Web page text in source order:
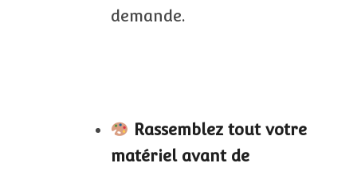
demande.
Rassemblez tout votre
matériel avant de